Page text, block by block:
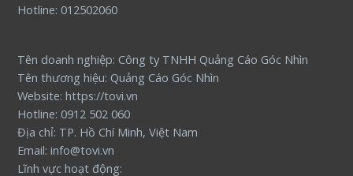
Hotline: 012502060
Tên doanh nghiệp: Công ty TNHH Quảng Cáo Góc Nhìn
Tên thương hiệu: Quảng Cáo Góc Nhìn
Website: https://tovi.vn
Hotline: 0912 502 060
Địa chỉ: TP. Hồ Chí Minh, Việt Nam
Email: info@tovi.vn
Lĩnh vực hoạt động: